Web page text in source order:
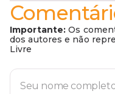
Importante: Os
dos autores e não
Livre